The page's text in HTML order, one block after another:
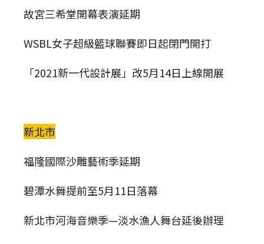
故宮三希堂開幕表演延期
WSBL女子超級籃球聯賽即日起閉門開打
「2021新一代設計展」改5月14日上線開展
新北市
福隆國際沙雕藝術季延期
碧潭水舞提前至5月11日落幕
新北市河海音樂季—淡水漁人舞台延後辦理